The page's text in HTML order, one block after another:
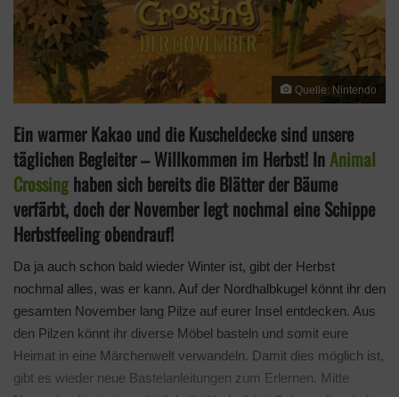
Quelle: Nintendo
Ein warmer Kakao und die Kuscheldecke sind unsere
täglichen Begleiter – Willkommen im Herbst! InAnimal
Crossinghaben sich bereits die Blätter der Bäume
verfärbt, doch der November legt nochmal eine Schippe
Herbstfeeling obendrauf!
Da ja auch schon bald wieder Winter ist, gibt der Herbst
nochmal alles, was er kann. Auf der Nordhalbkugel könnt ihr den
gesamten November lang Pilze auf eurer Insel entdecken. Aus
den Pilzen könnt ihr diverse Möbel basteln und somit eure
Heimat in eine Märchenwelt verwandeln. Damit dies möglich ist,
gibt es wieder neue Bastelanleitungen zum Erlernen. Mitte